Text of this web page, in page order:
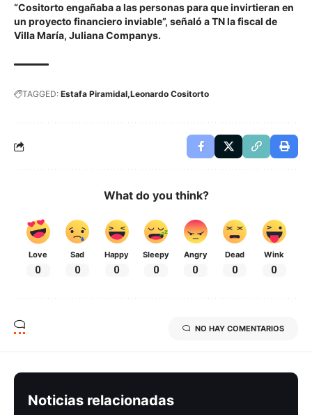
“Cositorto engañaba a las personas para que invirtieran en
un proyecto financiero inviable”, señaló a TN la fiscal de
Villa María, Juliana Companys.
TAGGED: Estafa Piramidal Leonardo Cositorto
What do you think?
Love
0
Sad
0
Happy
0
Sleepy
0
Angry
0
Dead
0
Wink
0
NO HAY COMENTARIOS
Noticias relacionadas